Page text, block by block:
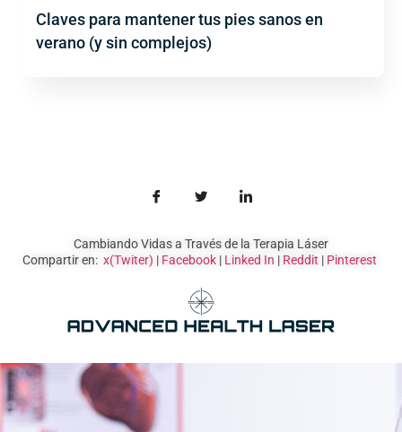
Claves para mantener tus pies sanos en
verano (y sin complejos)
Cambiando Vidas a Través de la Terapia Láser
Compartir en: x(Twiter) | Facebook | Linked In | Reddit | Pinterest